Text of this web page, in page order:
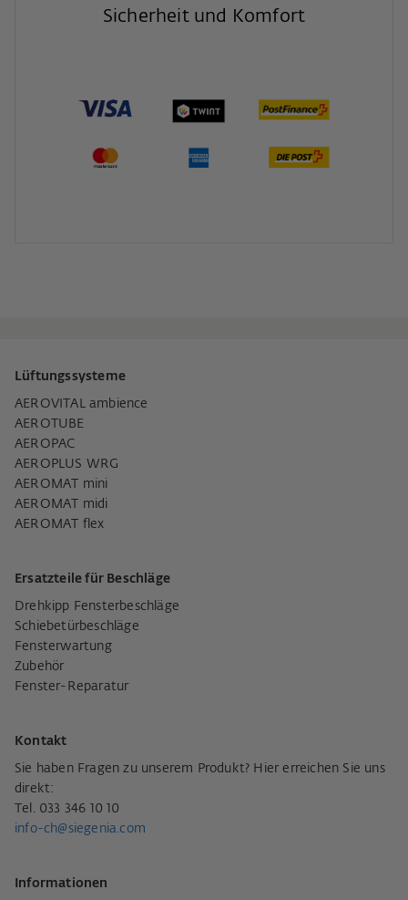
Sicherheit und Komfort
Lüftungssysteme
AEROVITAL ambience
AEROTUBE
AEROPAC
AEROPLUS WRG
AEROMAT mini
AEROMAT midi
AEROMAT flex
Ersatzteile für Beschläge
Drehkipp Fensterbeschläge
Schiebetürbeschläge
Fensterwartung
Zubehör
Fenster-Reparatur
Kontakt
Sie haben Fragen zu unserem Produkt? Hier erreichen Sie uns
direkt:
Tel. 033 346 10 10
info-ch@siegenia.com
Informationen